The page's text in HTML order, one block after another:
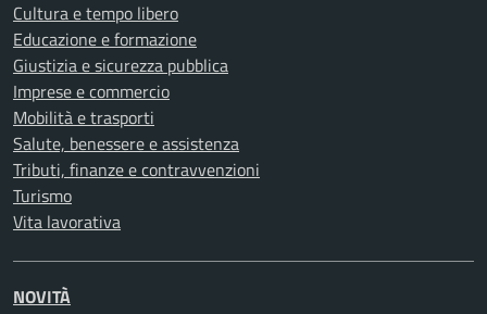
Cultura e tempo libero
Educazione e formazione
Giustizia e sicurezza pubblica
Imprese e commercio
Mobilità e trasporti
Salute, benessere e assistenza
Tributi, finanze e contravvenzioni
Turismo
Vita lavorativa
NOVITÀ